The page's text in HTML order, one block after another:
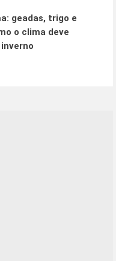
geadas, trigo e
o clima deve